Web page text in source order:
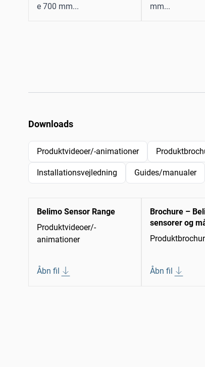
e 700 mm...
mm...
Downloads
Produktvideoer/-animationer
Installationsvejledning Guides/manualer
Belimo Sensor Range
Produktvideoer/-
animationer
Åbn fil
Brochure –
sensorer og
Åbn fil